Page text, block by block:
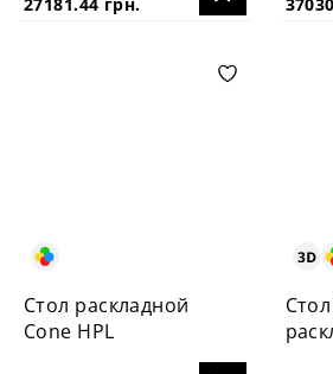
Стол раскладной
Cone HPL